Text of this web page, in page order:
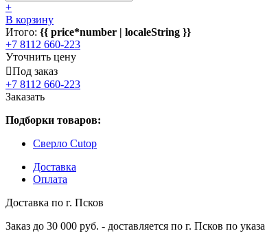
+
В корзину
Итого: {{ price*number | localeString }}
+7 8112 660-223
Уточнить цену
Под заказ
+7 8112 660-223
Заказать
Подборки товаров:
Сверло Cutop
Доставка
Оплата
Доставка по г. Псков
Заказ до 30 000 руб. - доставляется по г. Псков по